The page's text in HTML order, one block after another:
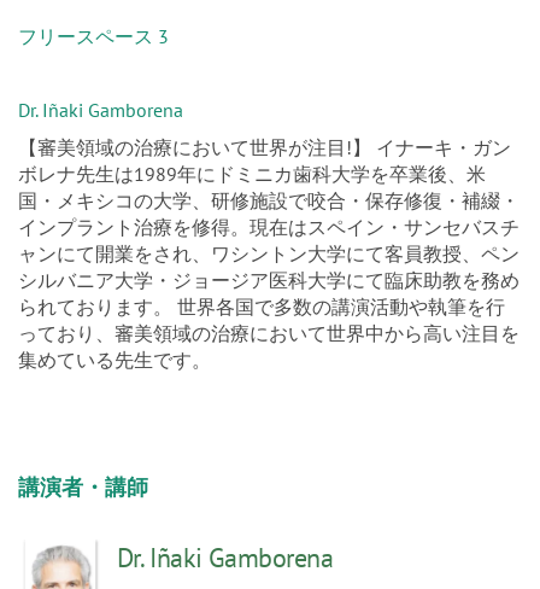
フリースペース 3
Dr. Iñaki Gamborena
【審美領域の治療において世界が注目!】 イナーキ・ガン
ボレナ先生は1989年にドミニカ歯科大学を卒業後、米
国・メキシコの大学、研修施設で咬合・保存修復・補綴・
インプラント治療を修得。現在はスペイン・サンセバスチ
ャンにて開業をされ、ワシントン大学にて客員教授、ペン
シルバニア大学・ジョージア医科大学にて臨床助教を務め
られております。 世界各国で多数の講演活動や執筆を行
っており、審美領域の治療において世界中から高い注目を
集めている先生です。
講演者・講師
Dr. Iñaki Gamborena